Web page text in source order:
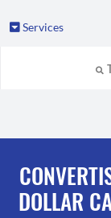
Services
DOLLAR